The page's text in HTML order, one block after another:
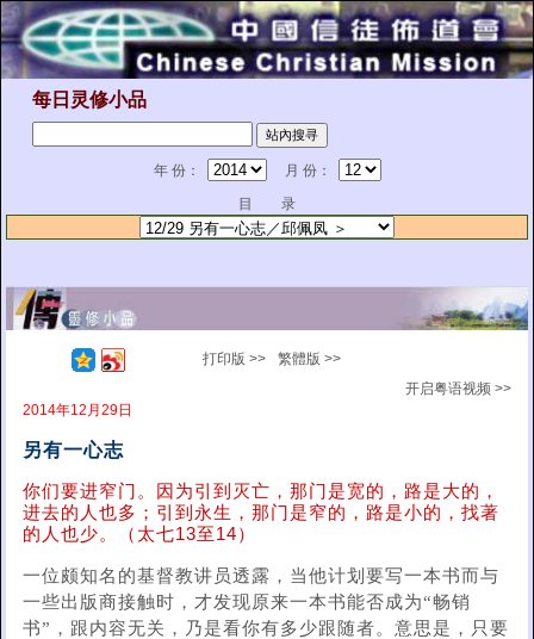
每日灵修小品
年 份：
月 份：
目 录
打印版 >>
繁體版 >>
开启粤语视频 >>
2014年12月29日
另有一心志
你们要进窄门。因为引到灭亡，那门是宽的，路是大的，
进去的人也多；引到永生，那门是窄的，路是小的，找著
的人也少。（太七13至14）
一位颇知名的基督教讲员透露，当他计划要写一本书而与
一些出版商接触时，才发现原来一本书能否成为“畅销
书”，跟内容无关，乃是看你有多少跟随者。意思是，只要